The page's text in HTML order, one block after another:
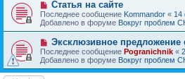
и
о
о
б
щ
е
н
и
е
Н
о
в
о
е
с
о
о
б
Статья на сайте
Последнее сообщение Kommandor « 14
Добавлено в форуме Вокруг проблем
Н
о
в
о
е
Эксклюзивное предложение
Последнее сообщение Pogranichnik «
Добавлено в форуме Вокруг проблем